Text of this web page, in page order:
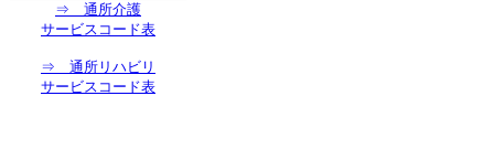
⇒ 通所介護
サービスコード表
⇒ 通所リハビリ
サービスコード表